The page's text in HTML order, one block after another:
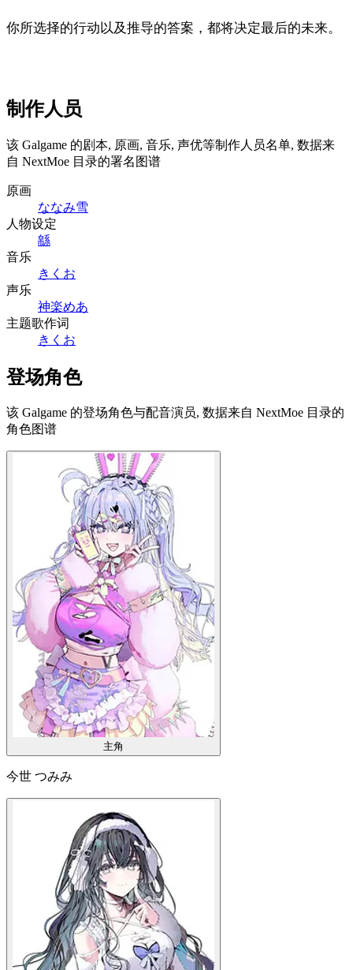
你所选择的行动以及推导的答案，都将决定最后的未来。
制作人员
该 Galgame 的剧本, 原画, 音乐, 声优等制作人员名单, 数据来
自 NextMoe 目录的署名图谱
原画
ななみ雪
人物设定
緜
音乐
きくお
声乐
神楽めあ
主题歌作词
きくお
登场角色
该 Galgame 的登场角色与配音演员, 数据来自 NextMoe 目录的
角色图谱
主角
今世 つみみ